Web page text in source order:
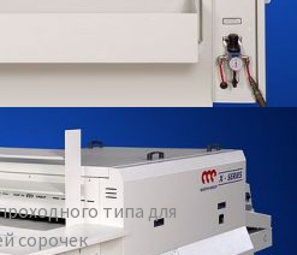
типа для
сорочек